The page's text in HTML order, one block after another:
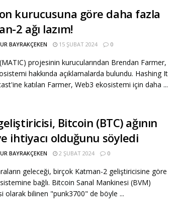
kurucusuna göre daha fazla
2 ağı lazım!
BAYRAKÇEKEN 15 ŞUBAT 2024 0
projesinin kurucularından Brendan Farmer,
hakkında açıklamalarda bulundu. Hashing It
katılan Farmer, Web3 ekosistemi için daha ...
Bitcoin (BTC) ağının
ihtiyacı olduğunu söyledi
BAYRAKÇEKEN 2 ŞUBAT 2024 0
geleceği, birçok Katman-2 geliştiricisine göre
bağlı. Bitcoin Sanal Mankinesi (BVM)
olarak bilinen "punk3700" de böyle ...